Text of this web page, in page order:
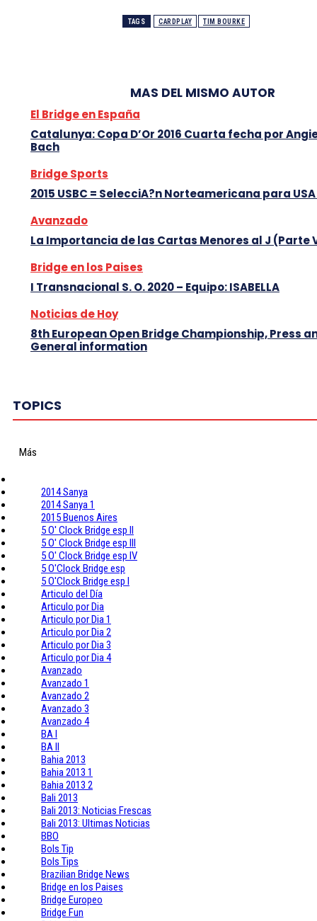
TAGS CARDPLAY TIM BOURKE
MAS DEL MISMO AUTOR
El Bridge en España
Catalunya: Copa D’Or 2016 Cuarta fecha por
Bach
Bridge Sports
2015 USBC = SelecciA?n Norteamericana para USA
Avanzado
La Importancia de las Cartas Menores al J (Parte
Bridge en los Paises
I Transnacional S. O. 2020 – Equipo: ISABELLA
Noticias de Hoy
8th European Open Bridge Championship, Press
General information
TOPICS
Más
2014 Sanya
2014 Sanya 1
2015 Buenos Aires
5 O' Clock Bridge esp II
5 O' Clock Bridge esp III
5 O' Clock Bridge esp IV
5 O'Clock Bridge esp
5 O'Clock Bridge esp I
Articulo del Día
Articulo por Dia
Articulo por Dia 1
Articulo por Dia 2
Articulo por Dia 3
Articulo por Dia 4
Avanzado
Avanzado 1
Avanzado 2
Avanzado 3
Avanzado 4
BA I
BA II
Bahia 2013
Bahia 2013 1
Bahia 2013 2
Bali 2013
Bali 2013: Noticias Frescas
Bali 2013: Ultimas Noticias
BBO
Bols Tip
Bols Tips
Brazilian Bridge News
Bridge en los Paises
Bridge Europeo
Bridge Fun